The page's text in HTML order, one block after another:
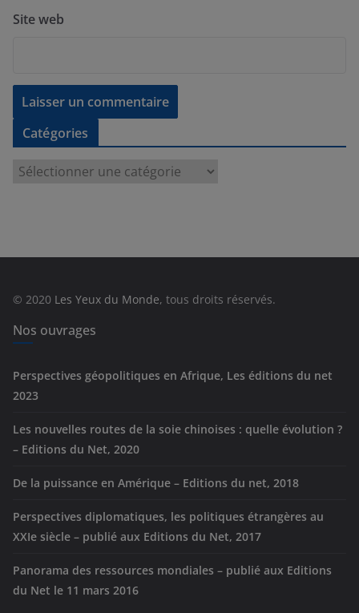
Site web
Catégories
e
s
© 2020 Les Yeux du Monde, tous droits réservés.
Nos ouvrages
Perspectives géopolitiques en Afrique, Les éditions du net
2023
Les nouvelles routes de la soie chinoises : quelle évolution ?
– Editions du Net, 2020
De la puissance en Amérique – Editions du net, 2018
Perspectives diplomatiques, les politiques étrangères au
XXIe siècle – publié aux Editions du Net, 2017
Panorama des ressources mondiales – publié aux Editions
du Net le 11 mars 2016